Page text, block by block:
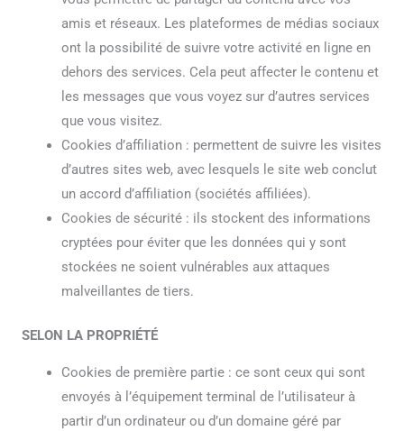
amis et réseaux. Les plateformes de médias sociaux
ont la possibilité de suivre votre activité en ligne en
dehors des services. Cela peut affecter le contenu et
les messages que vous voyez sur d’autres services
que vous visitez.
Cookies d’affiliation : permettent de suivre les visites
d’autres sites web, avec lesquels le site web conclut
un accord d’affiliation (sociétés affiliées).
Cookies de sécurité : ils stockent des informations
cryptées pour éviter que les données qui y sont
stockées ne soient vulnérables aux attaques
malveillantes de tiers.
SELON LA PROPRIÉTÉ
Cookies de première partie : ce sont ceux qui sont
envoyés à l’équipement terminal de l’utilisateur à
partir d’un ordinateur ou d’un domaine géré par